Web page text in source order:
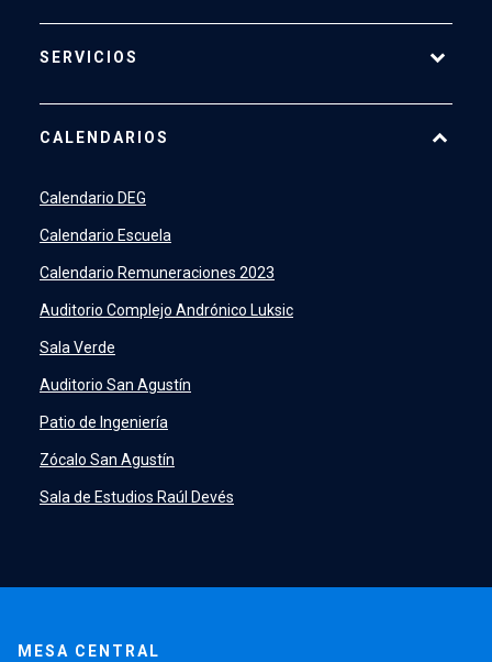
SERVICIOS
SIDINGlaunch
Academic Intelligence
PeopleSoftlaunch
ERPlaunch
CALENDARIOS
Calendario DEG
Calendario Escuela
Calendario Remuneraciones 2023
Auditorio Complejo Andrónico Luksic
Sala Verde
Auditorio San Agustín
Patio de Ingeniería
Zócalo San Agustín
Sala de Estudios Raúl Devés
MESA CENTRAL